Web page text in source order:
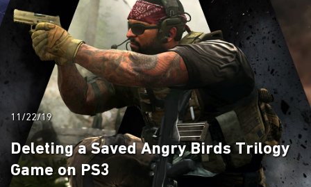
11/22/19
Deleting a Saved Angry Birds Trilogy
Game on PS3